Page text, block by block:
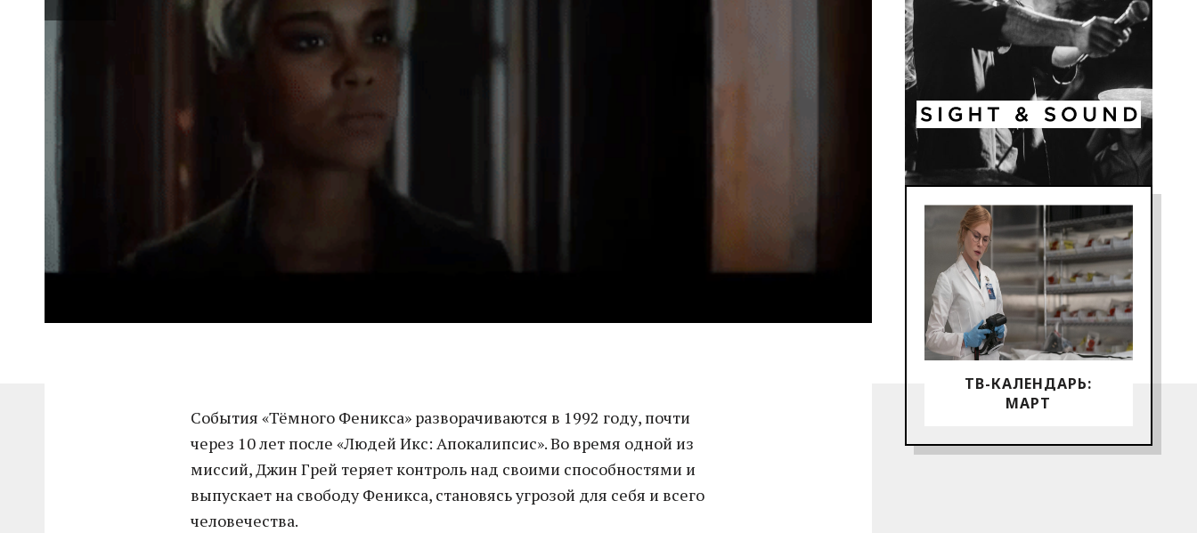
ТВ-КАЛЕНДАРЬ:
МАРТ
События «Тёмного Феникса» разворачиваются в 1992 году, почти
через 10 лет после «Людей Икс: Апокалипсис». Во время одной из
миссий, Джин Грей теряет контроль над своими способностями и
выпускает на свободу Феникса, становясь угрозой для себя и всего
человечества.